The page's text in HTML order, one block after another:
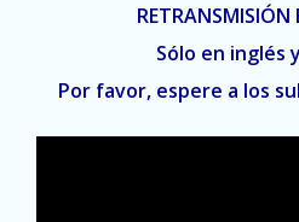
RETRANSMISIÓN
Sólo en inglés
Por favor, espere a los